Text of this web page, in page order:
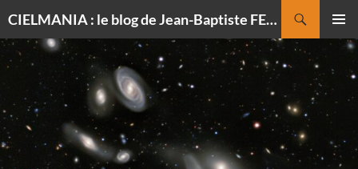
CIELMANIA : le blog de Jean-Baptiste FELDMANN, photographe du ciel
MENU
AU
CONTENU